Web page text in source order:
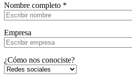
Nombre completo *
Empresa
¿Cómo nos conociste?